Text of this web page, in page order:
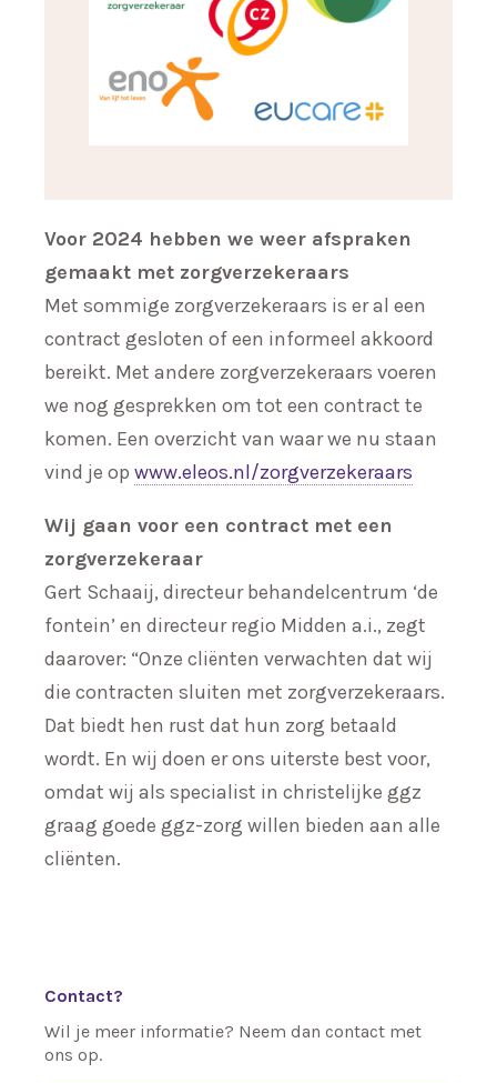
Voor 2024 hebben we weer afspraken
gemaakt met zorgverzekeraars
Met sommige zorgverzekeraars is er al een
contract gesloten of een informeel akkoord
bereikt. Met andere zorgverzekeraars voeren
we nog gesprekken om tot een contract te
komen. Een overzicht van waar we nu staan
vind je op www.eleos.nl/zorgverzekeraars
Wij gaan voor een contract met een
zorgverzekeraar
Gert Schaaij, directeur behandelcentrum ‘de
fontein’ en directeur regio Midden a.i., zegt
daarover: “Onze cliënten verwachten dat wij
die contracten sluiten met zorgverzekeraars.
Dat biedt hen rust dat hun zorg betaald
wordt. En wij doen er ons uiterste best voor,
omdat wij als specialist in christelijke ggz
graag goede ggz-zorg willen bieden aan alle
cliënten.
Contact?
Wil je meer informatie? Neem dan contact met
ons op.